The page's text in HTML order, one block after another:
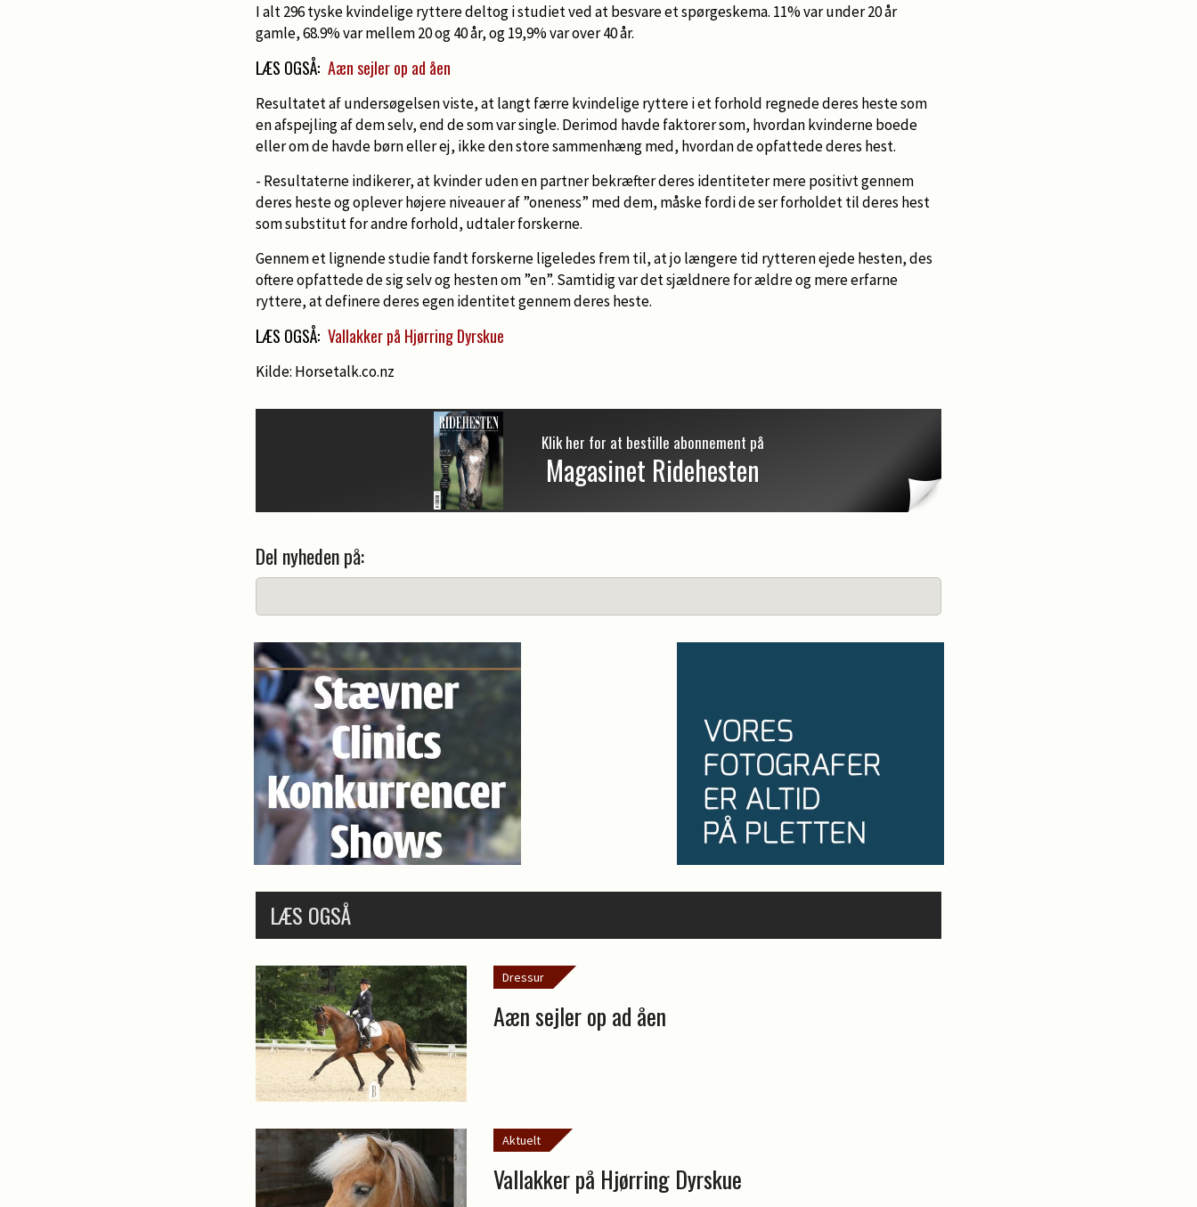
I alt 296 tyske kvindelige ryttere deltog i studiet ved at besvare et spørgeskema. 11% var under 20 år
gamle, 68.9% var mellem 20 og 40 år, og 19,9% var over 40 år.
LÆS OGSÅ: Aæn sejler op ad åen
Resultatet af undersøgelsen viste, at langt færre kvindelige ryttere i et forhold regnede deres heste som
en afspejling af dem selv, end de som var single. Derimod havde faktorer som, hvordan kvinderne boede
eller om de havde børn eller ej, ikke den store sammenhæng med, hvordan de opfattede deres hest.
- Resultaterne indikerer, at kvinder uden en partner bekræfter deres identiteter mere positivt gennem
deres heste og oplever højere niveauer af ”oneness” med dem, måske fordi de ser forholdet til deres hest
som substitut for andre forhold, udtaler forskerne.
Gennem et lignende studie fandt forskerne ligeledes frem til, at jo længere tid rytteren ejede hesten, des
oftere opfattede de sig selv og hesten om ”en”. Samtidig var det sjældnere for ældre og mere erfarne
ryttere, at definere deres egen identitet gennem deres heste.
LÆS OGSÅ: Vallakker på Hjørring Dyrskue
Kilde: Horsetalk.co.nz
Klik her for at bestille abonnement på
Magasinet Ridehesten
Del nyheden på:
LÆS OGSÅ
Dressur
Aæn sejler op ad åen
Aktuelt
Vallakker på Hjørring Dyrskue